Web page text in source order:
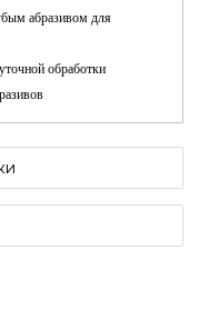
абразивом для
обработки